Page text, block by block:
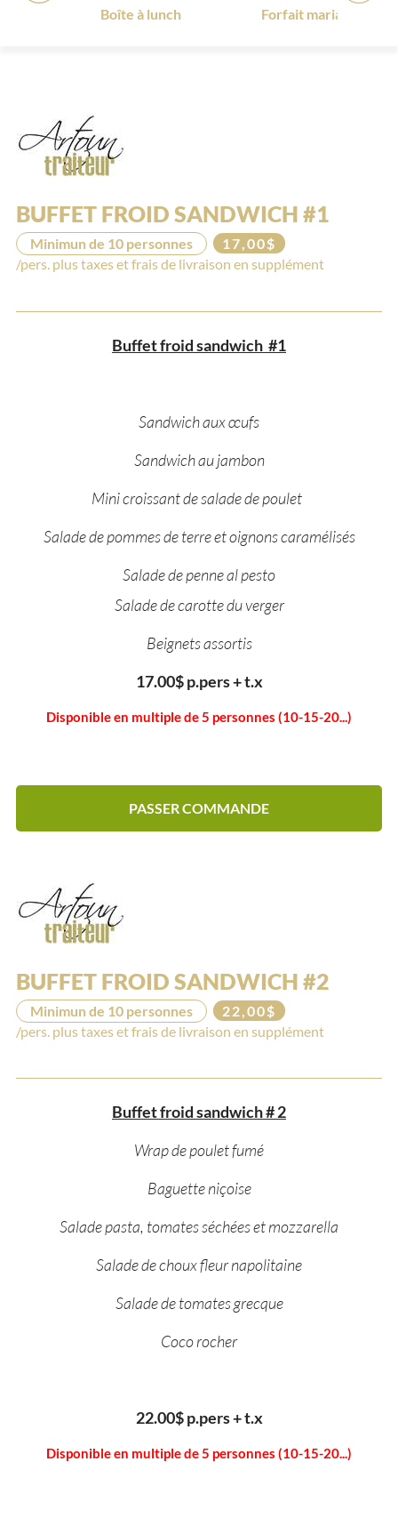
Boîte à lunch Forfait mariage 2026
BUFFET FROID SANDWICH #1
Minimun de 10 personnes
17,00$
/pers. plus taxes et frais de livraison en supplément
Buffet froid sandwich #1
Sandwich aux œufs
Sandwich au jambon
Mini croissant de salade de poulet
Salade de pommes de terre et oignons caramélisés
Salade de penne al pesto
Salade de carotte du verger
Beignets assortis
17.00$ p.pers + t.x
Disponible en multiple de 5 personnes (10-15-20...)
PASSER COMMANDE
BUFFET FROID SANDWICH #2
Minimun de 10 personnes
22,00$
/pers. plus taxes et frais de livraison en supplément
Buffet froid sandwich # 2
Wrap de poulet fumé
Baguette niçoise
Salade pasta, tomates séchées et mozzarella
Salade de choux fleur napolitaine
Salade de tomates grecque
Coco rocher
22.00$ p.pers + t.x
Disponible en multiple de 5 personnes (10-15-20...)